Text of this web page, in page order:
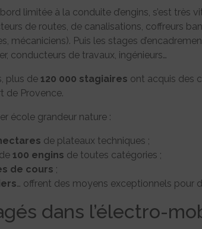
limitée à la conduite d’engins, s’est
de routes, de canalisations, coffreurs
mécaniciens). Puis les stages
conducteurs de travaux, ingénieurs…
plus de 120 000 stagiaires ont acquis des
de Provence.
école grandeur nature :
de plateaux techniques ;
100 engins de toutes catégories ;
de cours ;
… offrent des moyens exceptionnels pour
dans l’électro-